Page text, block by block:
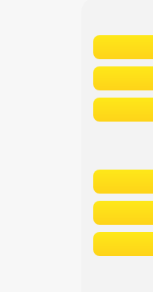
Сетевые отели Мальдив
Сетевые отели Бали